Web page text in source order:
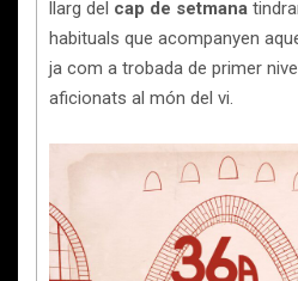
llarg del cap de setmana
habituals que acompanyen
ja com a trobada de primer
aficionats al món del vi.